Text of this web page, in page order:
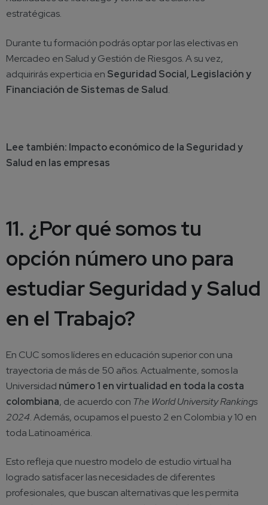
estratégicas.
Durante tu formación podrás optar por las electivas en
Mercadeo en Salud y Gestión de Riesgos. A su vez,
adquirirás experticia en Seguridad Social, Legislación y
Financiación de Sistemas de Salud.
Lee también: Impacto económico de la Seguridad y
Salud en las empresas
11. ¿Por qué somos tu
opción número uno para
estudiar Seguridad y Salud
en el Trabajo?
En CUC somos líderes en educación superior con una
trayectoria de más de 50 años. Actualmente, somos la
Universidad número 1 en virtualidad en toda la costa
colombiana, de acuerdo con The World University Rankings
2024. Además, ocupamos el puesto 2 en Colombia y 10 en
toda Latinoamérica.
Esto refleja que nuestro modelo de estudio virtual ha
logrado satisfacer las necesidades de diferentes
profesionales, que buscan alternativas que les permita